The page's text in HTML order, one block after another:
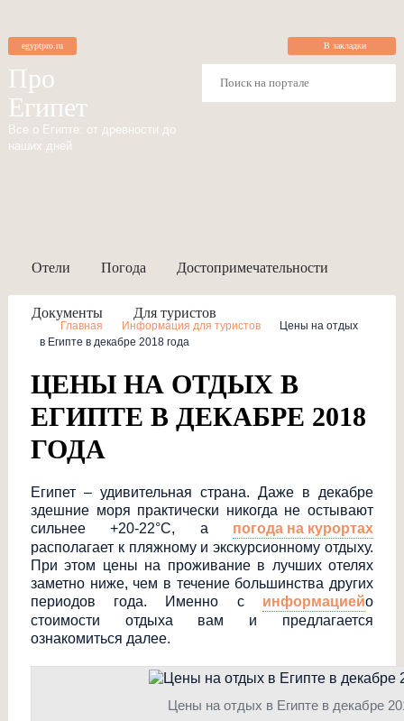
egyptpro.ru
Про
Египет
Все о Египте: от древности до
наших дней
В закладки
Отели Погода Достопримечательности
Документы Для туристов
Главная Информация для туристов
Цены на отдых
в Египте в декабре 2018 года
ЦЕНЫ НА ОТДЫХ В
ЕГИПТЕ В ДЕКАБРЕ 2018
ГОДА
Египет – удивительная страна. Даже в декабре
здешние моря практически никогда не остывают
сильнее +20-22°C, а погода на курортах
располагает к пляжному и экскурсионному отдыху.
При этом цены на проживание в лучших отелях
заметно ниже, чем в течение большинства других
периодов года. Именно с информациейо
стоимости отдыха вам и предлагается
ознакомиться далее.
Цены на отдых в Египте в декабре